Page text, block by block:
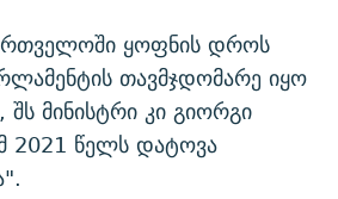
ყოფნის დროს
თავმჯდომარე იყო
მინისტრი კი გიორგი
2021 წელს დატოვა